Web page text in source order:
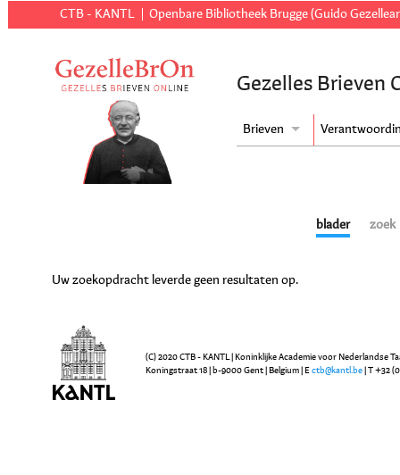
CTB - KANTL Openbare Bibliotheek Brugge (Guido
Gezelles Brieven
Brieven
blader zoek
Uw zoekopdracht leverde geen resultaten op.
(C) 2020 CTB - KANTL | Koninklijke Academie voor Nederlandse
Koningstraat 18 | b-9000 Gent | Belgium | E ctb@kantl.be | T +32